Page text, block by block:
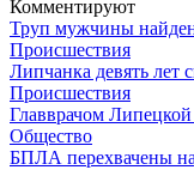
Комментируют
Труп мужчины
Происшествия
Липчанка девять лет
Происшествия
Главврачом
Общество
БПЛА перехвачены